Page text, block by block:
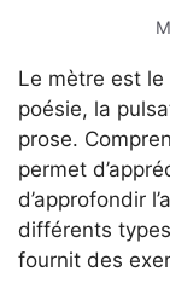
Le mètre est
poésie, la
prose.
permet
d’approfondir
différents
fournit des